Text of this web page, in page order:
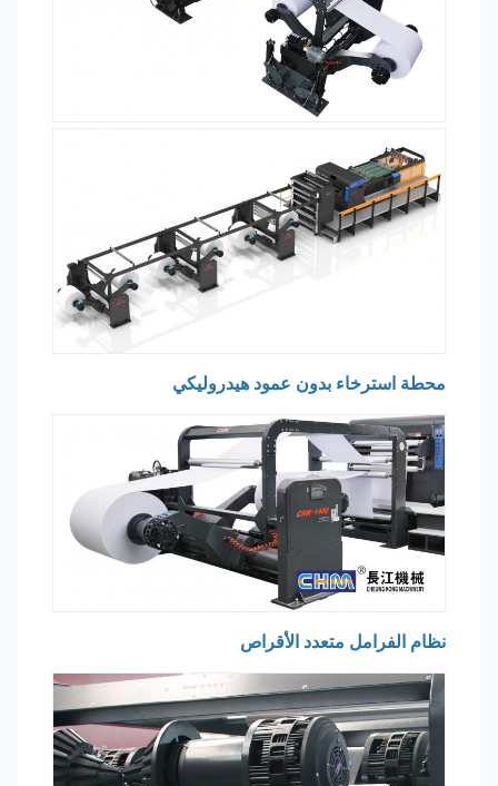
محطة استرخاء بدون عمود هيدروليكي
نظام الفرامل متعدد الأقراص